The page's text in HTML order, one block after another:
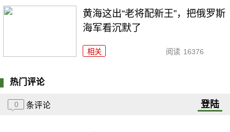
黄海这出“老将配新王”，把俄罗斯
海军看沉默了
相关 阅读 16376
热门评论
0 条评论 登陆